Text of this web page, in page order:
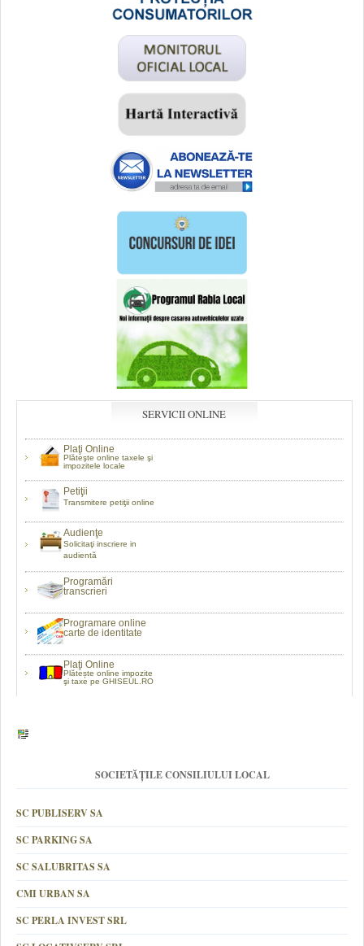
SERVICII ONLINE
Plaţi Online
Plăteşte online taxele şi
impozitele locale
Petiţii
Transmitere petiţii online
Audienţe
Solicitaţi inscriere in
audientă
Programări
transcrieri
Programare online
carte de identitate
Plaţi Online
Plătește online impozite
şi taxe pe GHISEUL.RO
SOCIETĂȚILE CONSILIULUI LOCAL
SC PUBLISERV SA
SC PARKING SA
SC SALUBRITAS SA
CMI URBAN SA
SC PERLA INVEST SRL